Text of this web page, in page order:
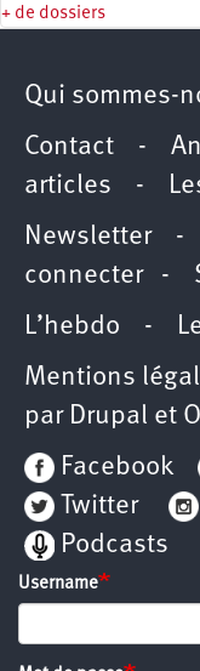
+ de dossiers
Qui sommes-
Contact -
articles -
Newsletter-
connecter-
L’hebdo -
Mentions
par Drupal et
Facebook
Twitter
Podcasts
Username